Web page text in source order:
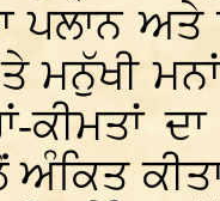
ਪਲਾਨ
ਤੇ ਮਨੁੱਖੀ
ਕੀਮਤਾਂ
ਅੰਕਿਤ